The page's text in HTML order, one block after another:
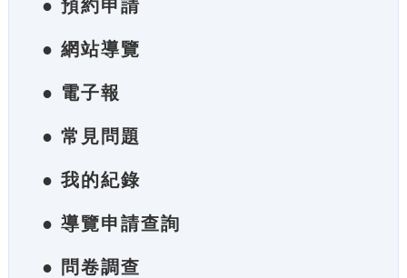
● 預約申請
● 網站導覽
● 電子報
● 常見問題
● 我的紀錄
● 導覽申請查詢
● 問卷調查